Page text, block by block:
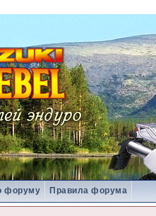
форуму Правила форума